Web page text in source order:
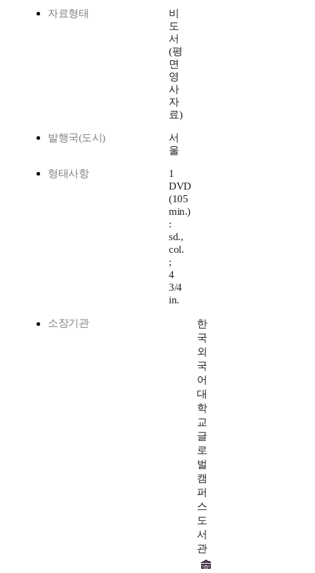
자료형태
비
도
서
(평
면
영
사
자
료)
발행국(도시)
서
울
형태사항
1
DVD
(105
min.)
:
sd.,
col.
;
4
3/4
in.
소장기관
한
국
외
국
어
대
학
교
글
로
벌
캠
퍼
스
도
서
관